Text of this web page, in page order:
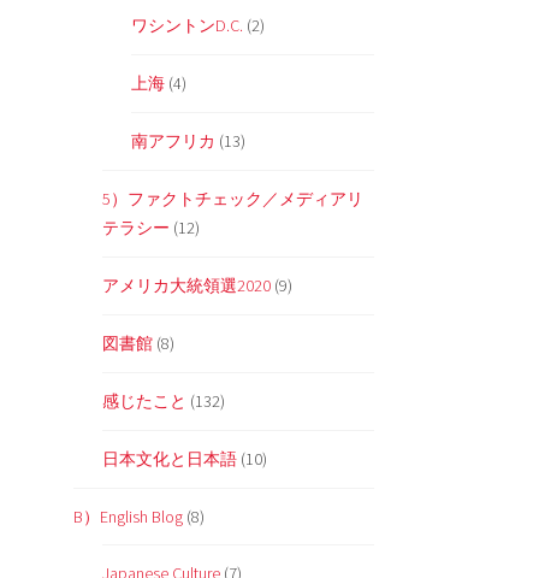
ワシントンD.C. (2)
上海 (4)
南アフリカ (13)
5）ファクトチェック／メディアリ
テラシー (12)
アメリカ大統領選2020 (9)
図書館 (8)
感じたこと (132)
日本文化と日本語 (10)
B）English Blog (8)
Japanese Culture (7)